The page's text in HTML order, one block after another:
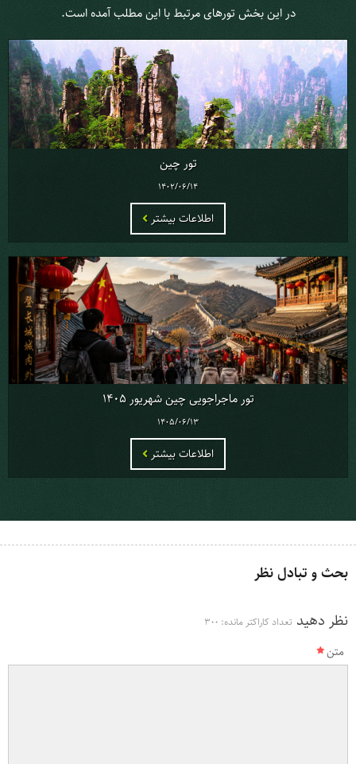
در این بخش تورهای مرتبط با این مطلب آمده است.
تور چین
1402/06/14
اطلاعات بیشتر
تور ماجراجویی چین شهریور 1405
1405/06/13
اطلاعات بیشتر
بحث و تبادل نظر
نظر دهید تعداد کاراکتر مانده: 300
متن